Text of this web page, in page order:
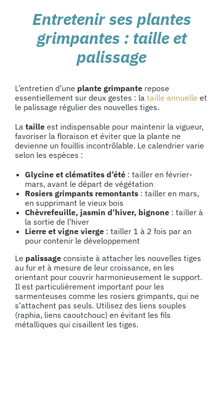
Entretenir ses plantes
grimpantes : taille et
palissage
L’entretien d’une plante grimpante repose
essentiellement sur deux gestes : la taille annuelle et
le palissage régulier des nouvelles tiges.
La taille est indispensable pour maintenir la vigueur,
favoriser la floraison et éviter que la plante ne
devienne un fouillis incontrôlable. Le calendrier varie
selon les espèces :
Glycine et clématites d’été : tailler en février-
mars, avant le départ de végétation
Rosiers grimpants remontants : tailler en mars,
en supprimant le vieux bois
Chèvrefeuille, jasmin d’hiver, bignone : tailler à
la sortie de l’hiver
Lierre et vigne vierge : tailler 1 à 2 fois par an
pour contenir le développement
Le palissage consiste à attacher les nouvelles tiges
au fur et à mesure de leur croissance, en les
orientant pour couvrir harmonieusement le support.
Il est particulièrement important pour les
sarmenteuses comme les rosiers grimpants, qui ne
s’attachent pas seuls. Utilisez des liens souples
(raphia, liens caoutchouc) en évitant les fils
métalliques qui cisaillent les tiges.